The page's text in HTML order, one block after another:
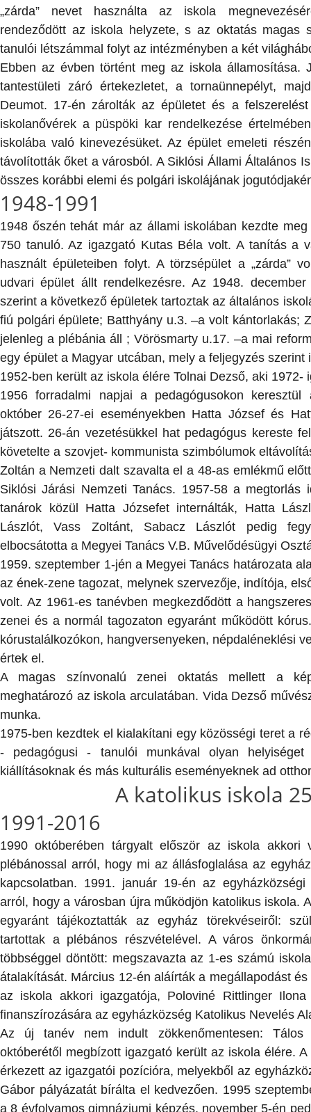
„zárda” nevet használta az iskola
rendeződött az iskola helyzete, s az oktatás magas
tanulói létszámmal folyt az intézményben a két
Ebben az évben történt meg az iskola államosítása.
tantestületi záró értekezletet, a tornaünnepélyt,
Deumot. 17-én zárolták az épületet és a
iskolanővérek a püspöki kar rendelkezése
iskolába való kinevezésüket. Az épület emeleti
távolították őket a városból. A Siklósi Állami Általános
összes korábbi elemi és polgári iskolájának
1948-1991
1948 őszén tehát már az állami iskolában kezdte
750 tanuló. Az igazgató Kutas Béla volt. A tanítás a
használt épületeiben folyt. A törzsépület a „zárda”
udvari épület állt rendelkezésre. Az 1948.
szerint a következő épületek tartoztak az általános
fiú polgári épülete; Batthyány u.3. –a volt kántorlakás;
jelenleg a plébánia áll ; Vörösmarty u.17. –a mai
egy épület a Magyar utcában, mely a feljegyzés
1952-ben került az iskola élére Tolnai Dezső, aki 1972-
1956 forradalmi napjai a pedagógusokon
október 26-27-ei eseményekben Hatta József és
játszott. 26-án vezetésükkel hat pedagógus kereste
követelte a szovjet- kommunista szimbólumok
Zoltán a Nemzeti dalt szavalta el a 48-as emlékmű
Siklósi Járási Nemzeti Tanács. 1957-58 a megtorlás
tanárok közül Hatta Józsefet internálták, Hatta
Lászlót, Vass Zoltánt, Sabacz Lászlót pedig
elbocsátotta a Megyei Tanács V.B. Művelődésügyi
1959. szeptember 1-jén a Megyei Tanács határozata
az ének-zene tagozat, melynek szervezője, indítója,
volt. Az 1961-es tanévben megkezdődött a
zenei és a normál tagozaton egyaránt működött
kórustalálkozókon, hangversenyeken, népdaléneklési
értek el.
A magas színvonalú zenei oktatás mellett a
meghatározó az iskola arculatában. Vida Dezső
munka.
1975-ben kezdtek el kialakítani egy közösségi teret a
- pedagógusi - tanulói munkával olyan
kiállításoknak és más kulturális eseményeknek ad
A katolikus iskola
1991-2016
1990 októberében tárgyalt először az iskola akkori
plébánossal arról, hogy mi az állásfoglalása az
kapcsolatban. 1991. január 19-én az egyházközségi
arról, hogy a városban újra működjön katolikus iskola.
egyaránt tájékoztatták az egyház törekvéseiről:
tartottak a plébános részvételével. A város
többséggel döntött: megszavazta az 1-es számú
átalakítását. Március 12-én aláírták a megállapodást
az iskola akkori igazgatója, Poloviné Rittlinger
finanszírozására az egyházközség Katolikus Nevelés
Az új tanév nem indult zökkenőmentesen: Tálos
októberétől megbízott igazgató került az iskola élére.
érkezett az igazgatói pozícióra, melyekből az
Gábor pályázatát bírálta el kedvezően. 1995
a 8 évfolyamos gimnáziumi képzés, november 5-én